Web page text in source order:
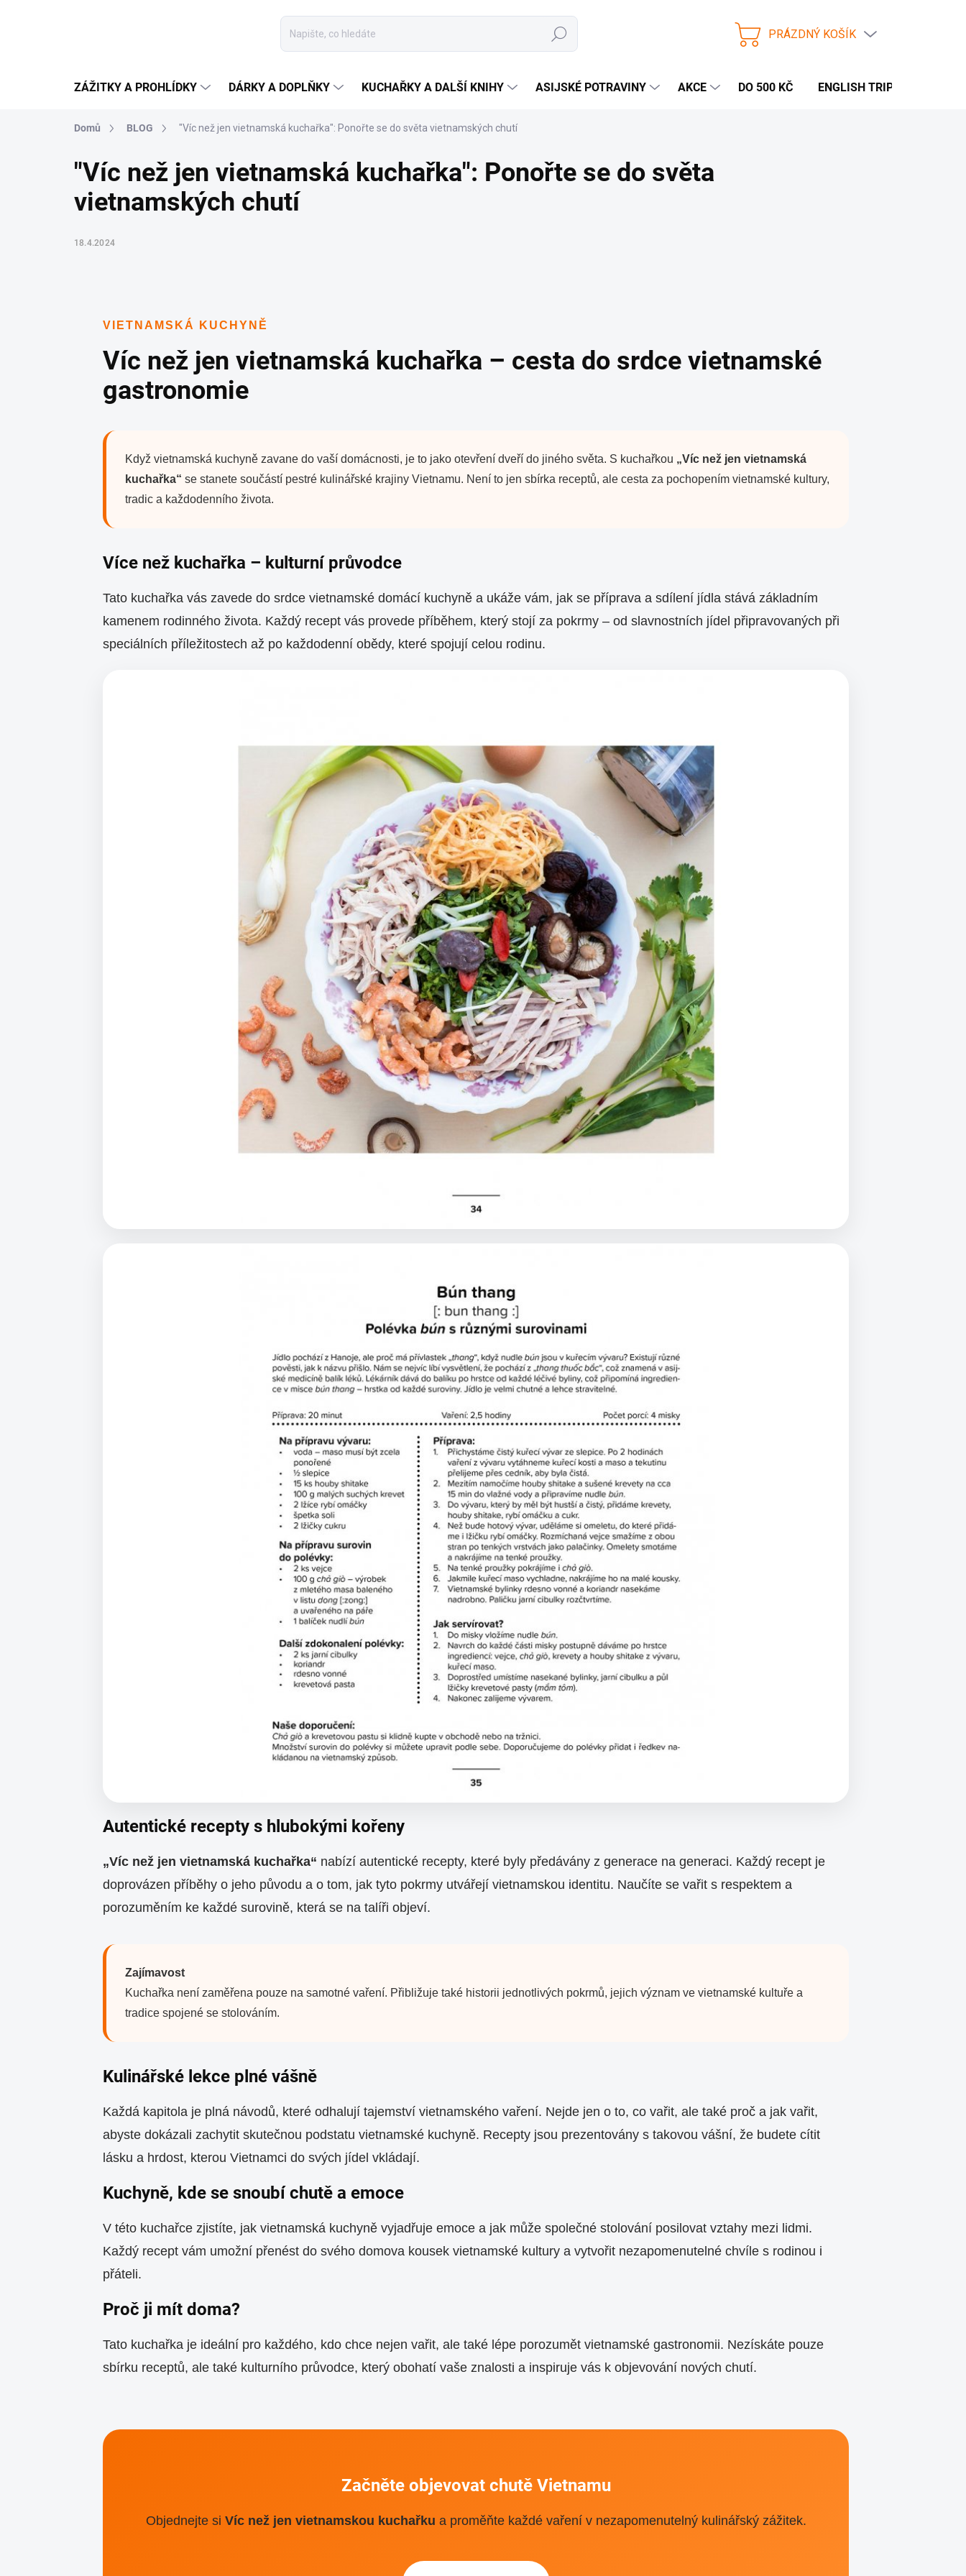
Hledat
NÁKUPNÍ
PRÁZDNÝ KOŠÍK
ZÁŽITKY A PROHLÍDKY DÁRKY A DOPLŇKY KUCHAŘKY A DALŠÍ KNIHY ASIJSKÉ POTRAVINY AKCE DO 500 KČ ENGLISH TRIP
Domů BLOG "Víc než jen vietnamská kuchařka": Ponořte se do světa vietnamských chutí
"Víc než jen vietnamská kuchařka": Ponořte se do světa
vietnamských chutí
18.4.2024
VIETNAMSKÁ KUCHYNĚ
Víc než jen vietnamská kuchařka – cesta do srdce vietnamské
gastronomie
Když vietnamská kuchyně zavane do vaší domácnosti, je to jako otevření dveří do jiného světa. S kuchařkou „Víc než jen vietnamská
kuchařka“ se stanete součástí pestré kulinářské krajiny Vietnamu. Není to jen sbírka receptů, ale cesta za pochopením vietnamské kultury,
tradic a každodenního života.
Více než kuchařka – kulturní průvodce
Tato kuchařka vás zavede do srdce vietnamské domácí kuchyně a ukáže vám, jak se příprava a sdílení jídla stává základním
kamenem rodinného života. Každý recept vás provede příběhem, který stojí za pokrmy – od slavnostních jídel připravovaných při
speciálních příležitostech až po každodenní obědy, které spojují celou rodinu.
Autentické recepty s hlubokými kořeny
„Víc než jen vietnamská kuchařka“ nabízí autentické recepty, které byly předávány z generace na generaci. Každý recept je
doprovázen příběhy o jeho původu a o tom, jak tyto pokrmy utvářejí vietnamskou identitu. Naučíte se vařit s respektem a
porozuměním ke každé surovině, která se na talíři objeví.
Zajímavost
Kuchařka není zaměřena pouze na samotné vaření. Přibližuje také historii jednotlivých pokrmů, jejich význam ve vietnamské kultuře a
tradice spojené se stolováním.
Kulinářské lekce plné vášně
Každá kapitola je plná návodů, které odhalují tajemství vietnamského vaření. Nejde jen o to, co vařit, ale také proč a jak vařit,
abyste dokázali zachytit skutečnou podstatu vietnamské kuchyně. Recepty jsou prezentovány s takovou vášní, že budete cítit
lásku a hrdost, kterou Vietnamci do svých jídel vkládají.
Kuchyně, kde se snoubí chutě a emoce
V této kuchařce zjistíte, jak vietnamská kuchyně vyjadřuje emoce a jak může společné stolování posilovat vztahy mezi lidmi.
Každý recept vám umožní přenést do svého domova kousek vietnamské kultury a vytvořit nezapomenutelné chvíle s rodinou i
přáteli.
Proč ji mít doma?
Tato kuchařka je ideální pro každého, kdo chce nejen vařit, ale také lépe porozumět vietnamské gastronomii. Nezískáte pouze
sbírku receptů, ale také kulturního průvodce, který obohatí vaše znalosti a inspiruje vás k objevování nových chutí.
Začněte objevovat chutě Vietnamu
Objednejte si Víc než jen vietnamskou kuchařku a proměňte každé vaření v nezapomenutelný kulinářský zážitek.